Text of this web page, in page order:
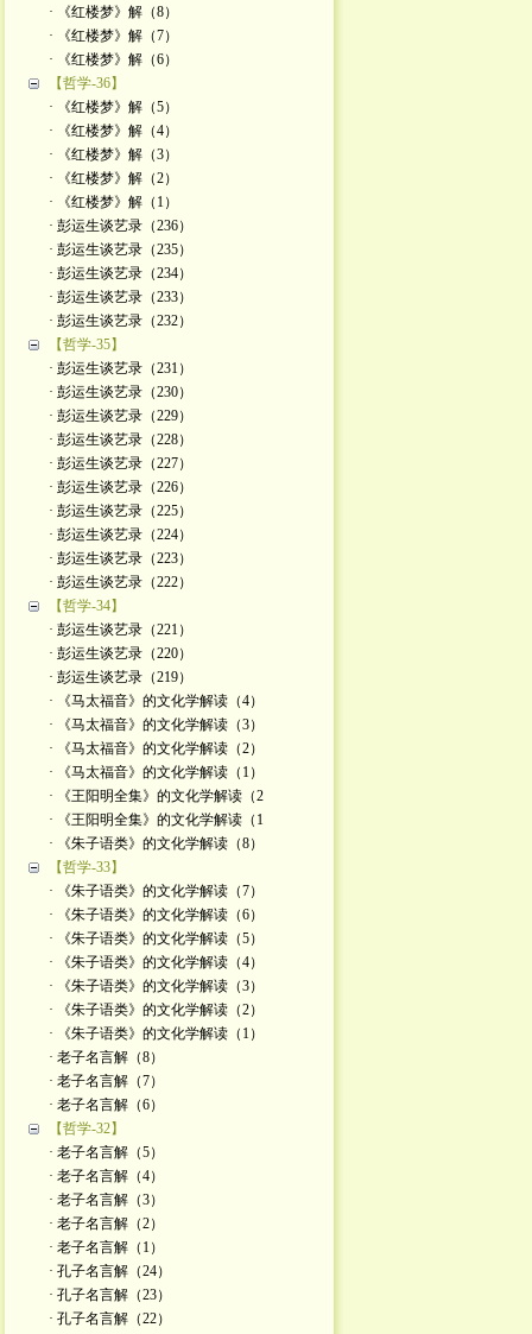
· 《红楼梦》解（8）
· 《红楼梦》解（7）
· 《红楼梦》解（6）
【哲学-36】
· 《红楼梦》解（5）
· 《红楼梦》解（4）
· 《红楼梦》解（3）
· 《红楼梦》解（2）
· 《红楼梦》解（1）
· 彭运生谈艺录（236）
· 彭运生谈艺录（235）
· 彭运生谈艺录（234）
· 彭运生谈艺录（233）
· 彭运生谈艺录（232）
【哲学-35】
· 彭运生谈艺录（231）
· 彭运生谈艺录（230）
· 彭运生谈艺录（229）
· 彭运生谈艺录（228）
· 彭运生谈艺录（227）
· 彭运生谈艺录（226）
· 彭运生谈艺录（225）
· 彭运生谈艺录（224）
· 彭运生谈艺录（223）
· 彭运生谈艺录（222）
【哲学-34】
· 彭运生谈艺录（221）
· 彭运生谈艺录（220）
· 彭运生谈艺录（219）
· 《马太福音》的文化学解读（4）
· 《马太福音》的文化学解读（3）
· 《马太福音》的文化学解读（2）
· 《马太福音》的文化学解读（1）
· 《王阳明全集》的文化学解读（2
· 《王阳明全集》的文化学解读（1
· 《朱子语类》的文化学解读（8）
【哲学-33】
· 《朱子语类》的文化学解读（7）
· 《朱子语类》的文化学解读（6）
· 《朱子语类》的文化学解读（5）
· 《朱子语类》的文化学解读（4）
· 《朱子语类》的文化学解读（3）
· 《朱子语类》的文化学解读（2）
· 《朱子语类》的文化学解读（1）
· 老子名言解（8）
· 老子名言解（7）
· 老子名言解（6）
【哲学-32】
· 老子名言解（5）
· 老子名言解（4）
· 老子名言解（3）
· 老子名言解（2）
· 老子名言解（1）
· 孔子名言解（24）
· 孔子名言解（23）
· 孔子名言解（22）